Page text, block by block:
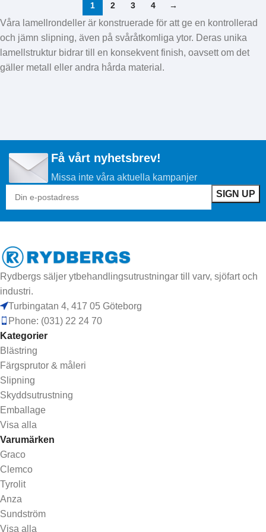
1 2 3 4 →
Våra lamellrondeller är konstruerade för att ge en kontrollerad
och jämn slipning, även på svåråtkomliga ytor. Deras unika
lamellstruktur bidrar till en konsekvent finish, oavsett om det
gäller metall eller andra hårda material.
Få vårt nyhetsbrev!
Missa inte våra aktuella kampanjer
Rydbergs säljer ytbehandlingsutrustningar till varv, sjöfart och
industri.
Turbingatan 4, 417 05 Göteborg
Phone: (031) 22 24 70
Kategorier
Blästring
Färgsprutor & måleri
Slipning
Skyddsutrustning
Emballage
Visa alla
Varumärken
Graco
Clemco
Tyrolit
Anza
Sundström
Visa alla